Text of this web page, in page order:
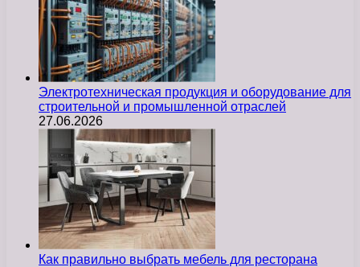
Электротехническая продукция и оборудование для
строительной и промышленной отраслей
27.06.2026
Как правильно выбрать мебель для ресторана